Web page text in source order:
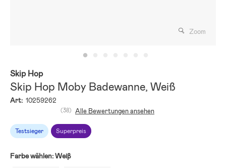
Zoom
Skip Hop
Skip Hop Moby Badewanne, Weiß
Art: 10259262
Testsieger Superpreis
(38) Alle Bewertungen ansehen
Farbe wählen:Weiβ